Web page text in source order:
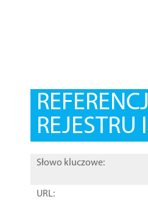
REJESTRU
Słowo kluczowe:
URL: